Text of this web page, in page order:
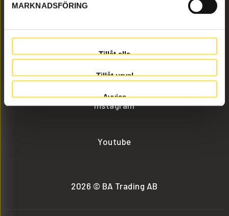
MARKNADSFÖRING
Tillåt alla
Tillåt urval
Avvisa
info@batrading.se
+46 (0) 152-32500
Instagram
Youtube
2026 © BA Trading AB